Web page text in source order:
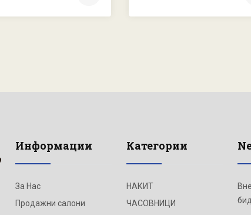
Информации
За Нас
Продажни салони
Категории
НАКИТ
ЧАСОВНИЦИ